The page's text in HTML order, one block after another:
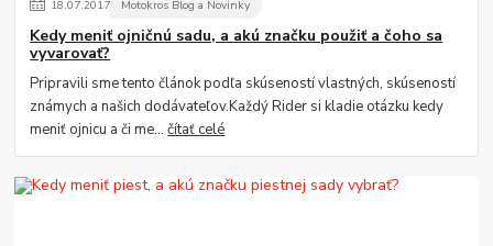
18.07.2017 Motokros Blog a Novinky
Kedy meniť ojničnú sadu, a akú značku použiť a čoho sa
vyvarovať?
Pripravili sme tento článok podľa skúseností vlastných, skúseností
známych a našich dodávateľov.Každý Rider si kladie otázku kedy
meniť ojnicu a či me...čítať celé